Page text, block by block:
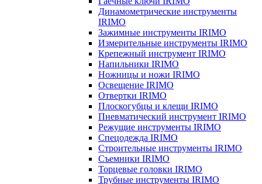
Динамометрические инструменты
IRIMO
Зажимные инструменты IRIMO
Измерительные инструменты IRIMO
Крепежный инструмент IRIMO
Напильники IRIMO
Ножницы и ножи IRIMO
Освещение IRIMO
Отвертки IRIMO
Плоскогубцы и клещи IRIMO
Пневматический инструмент IRIMO
Режущие инструменты IRIMO
Спецодежда IRIMO
Строительные инструменты IRIMO
Съемники IRIMO
Торцевые головки IRIMO
Трубные инструменты IRIMO